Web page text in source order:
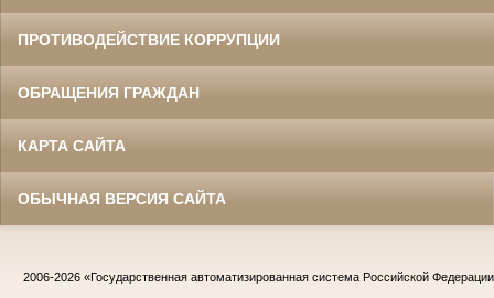
ПРОТИВОДЕЙСТВИЕ КОРРУПЦИИ
ОБРАЩЕНИЯ ГРАЖДАН
КАРТА САЙТА
ОБЫЧНАЯ ВЕРСИЯ САЙТА
2006-2026 «Государственная автоматизированная система Российской